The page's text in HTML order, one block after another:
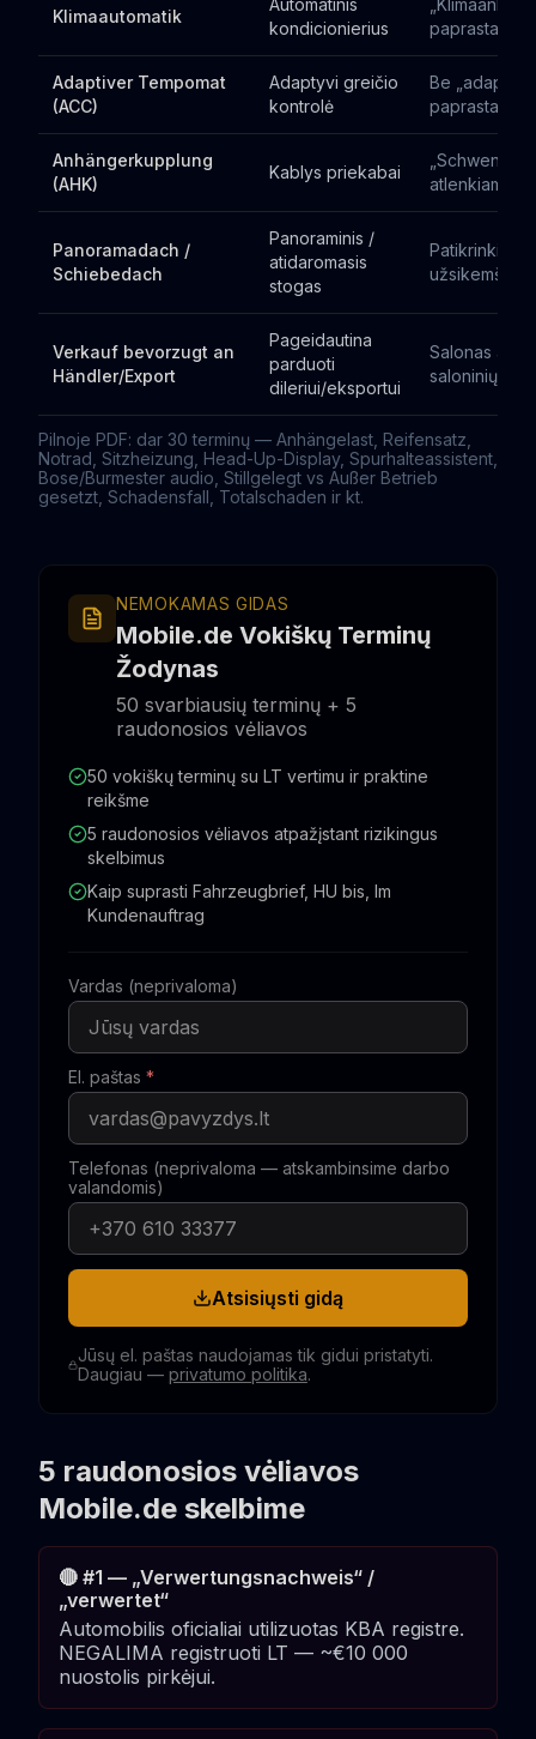
Klimaautomatik
Automatinis
kondicionierius
paprastas
Adaptiver Tempomat
(ACC)
Adaptyvi greičio
kontrolė
Be
paprastas
Anhängerkupplung
(AHK)
Kablys priekabai
atlenkiamas
Panoramadach /
Schiebedach
Panoraminis /
atidaromasis
stogas
Patikrinkit
užsikemša
Verkauf bevorzugt an
Händler/Export
Pageidautina
parduoti
dileriui/eksportui
Salonas
saloninių
Pilnoje PDF: dar 30 terminų — Anhängelast, Reifensatz,
Notrad, Sitzheizung, Head-Up-Display, Spurhalteassistent,
Bose/Burmester audio, Stillgelegt vs Außer Betrieb
gesetzt, Schadensfall, Totalschaden ir kt.
NEMOKAMAS GIDAS
Mobile.de Vokiškų Terminų
Žodynas
50 svarbiausių terminų + 5
raudonosios vėliavos
50 vokiškų terminų su LT vertimu ir praktine
reikšme
5 raudonosios vėliavos atpažįstant rizikingus
skelbimus
Kaip suprasti Fahrzeugbrief, HU bis, Im
Kundenauftrag
Vardas (neprivaloma)
El. paštas *
Telefonas (neprivaloma — atskambinsime darbo
valandomis)
Atsisiųsti gidą
Jūsų el. paštas naudojamas tik gidui pristatyti.
Daugiau — privatumo politika.
5 raudonosios vėliavos
Mobile.de skelbime
🔴 #1 — „Verwertungsnachweis“ /
„verwertet“
Automobilis oficialiai utilizuotas KBA registre.
NEGALIMA registruoti LT — ~€10 000
nuostolis pirkėjui.